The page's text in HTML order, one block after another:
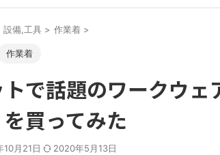
設備,工具 > 作業着 >
作業着
で話題のワークウェ
買ってみた
10月21日 2020年5月13日